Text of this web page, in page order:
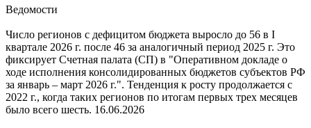
Ведомости
Число регионов с дефицитом бюджета выросло до 56 в I
квартале 2026 г. после 46 за аналогичный период 2025 г. Это
фиксирует Счетная палата (СП) в "Оперативном докладе о
ходе исполнения консолидированных бюджетов субъектов РФ
за январь – март 2026 г.". Тенденция к росту продолжается с
2022 г., когда таких регионов по итогам первых трех месяцев
было всего шесть. 16.06.2026